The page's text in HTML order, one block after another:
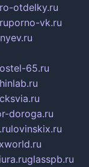
otdelky.ru
porno-vk.ru
65.ru
doroga.ru
lovinskix.ru
glasspb.ru